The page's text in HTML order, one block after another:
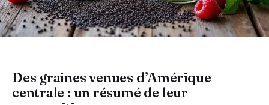
Des graines venues d’Amérique
centrale : un résumé de leur